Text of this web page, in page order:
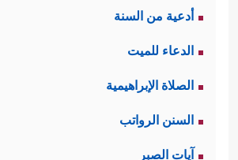
أدعية من السنة
الدعاء للميت
الصلاة الإبراهيمية
السنن الرواتب
آيات الصبر